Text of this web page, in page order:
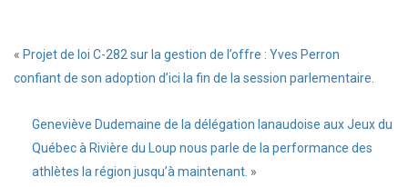
« Projet de loi C-282 sur la gestion de l’offre : Yves Perron
confiant de son adoption d’ici la fin de la session parlementaire.
Geneviève Dudemaine de la délégation lanaudoise aux Jeux du
Québec à Rivière du Loup nous parle de la performance des
athlètes la région jusqu’à maintenant. »